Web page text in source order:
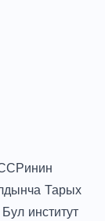
Тарых
институт